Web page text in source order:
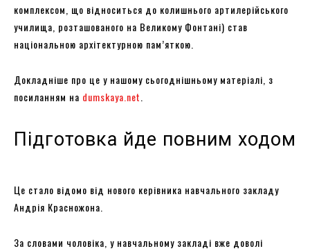
комплексом, що відноситься до колишнього артилерійського
училища, розташованого на Великому Фонтані) став
національною архітектурною пам’яткою.
Докладніше про це у нашому сьогоднішньому матеріалі, з
посиланням на dumskaya.net
Підготовка йде повним ходом
Це стало відомо від нового керівника навчального закладу
Андрія Красножона.
За словами чоловіка, у навчальному закладі вже доволі